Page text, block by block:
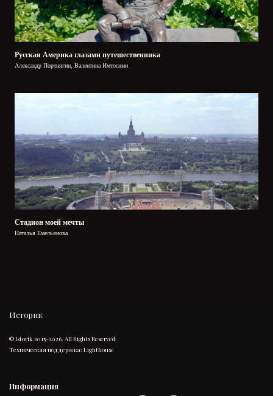
Русская Америка глазами путешественника
Александр Портнягин, Валентина Имтосими
Стадион моей мечты
Наталья Емельянова
Историк
© Istorik 2015-2026. All Rights Reserved
Техническая поддержка: Lighthouse
Информация